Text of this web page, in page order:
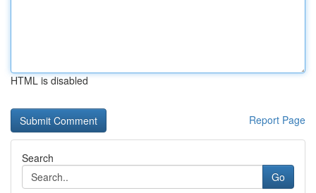
HTML is disabled
Report Page
Search
Go